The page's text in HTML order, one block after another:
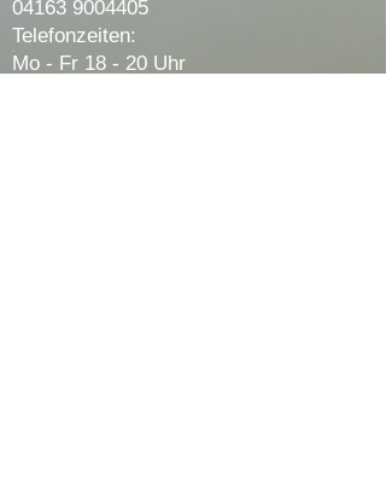
04163 9004405
Telefonzeiten:
Mo - Fr 18 - 20 Uhr